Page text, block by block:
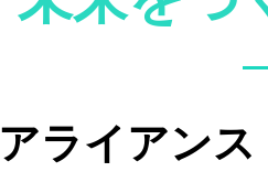
アライアン